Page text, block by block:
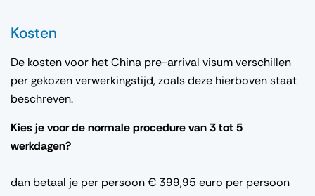
Kosten
De kosten voor het China pre-arrival visum verschillen
per gekozen verwerkingstijd, zoals deze hierboven staat
beschreven.
Kies je voor de normale procedure van 3 tot 5
werkdagen?
dan betaal je per persoon € 399,95 euro per persoon